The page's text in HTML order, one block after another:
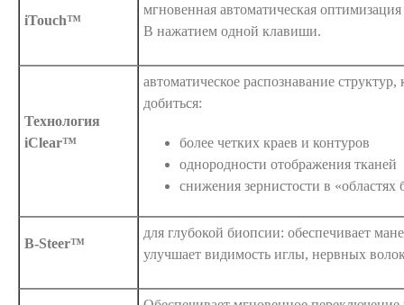
iTouch™
мгновенная автоматическая
В нажатием одной клавиши.
Технология
iClear™
автоматическое распознавание структур,
добиться:
более четких краев и контуров
однородности отображения тканей
снижения зернистости в «областях
B-Steer™
для глубокой биопсии: обеспечивает
улучшает видимость иглы, нервных